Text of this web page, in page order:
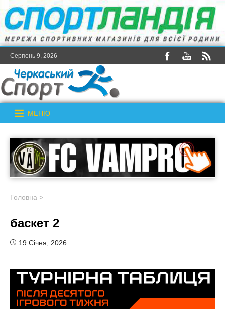
Серпень 9, 2026
МЕНЮ
Головна >
баскет 2
19 Січня, 2026